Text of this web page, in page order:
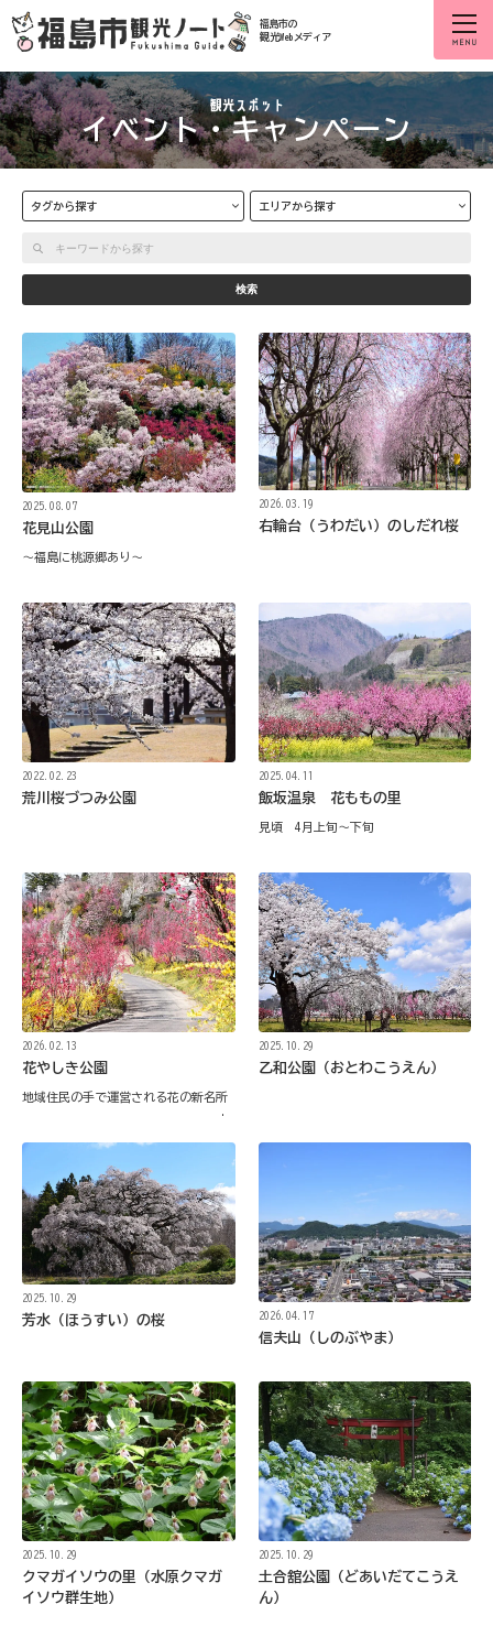
福島市の
観光Webメディア
イベント・キャンペーン
タグから探す エリアから探す
検索
2025.08.07
花見山公園
～福島に桃源郷あり～
2026.03.19
右輪台（うわだい）のしだれ桜
2022.02.23
荒川桜づつみ公園
2025.04.11
飯坂温泉 花ももの里
見頃 4月上旬～下旬
2026.02.13
花やしき公園
地域住民の手で運営される花の新名所
2025.10.29
乙和公園（おとわこうえん）
2025.10.29
芳水（ほうすい）の桜 2026.04.17
信夫山（しのぶやま）
2025.10.29
クマガイソウの里（水原クマガ
イソウ群生地）
2025.10.29
土合舘公園（どあいだてこうえ
ん）